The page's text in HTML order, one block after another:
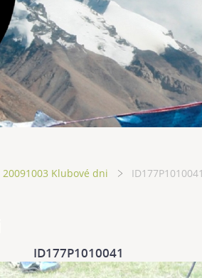
20091003 Klubové dni ID177P1010041
ID177P1010041